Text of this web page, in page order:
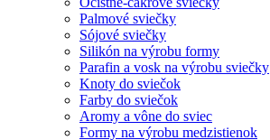
Palmové sviečky
Sójové sviečky
Silikón na výrobu formy
Parafin a vosk na výrobu sviečky
Knoty do sviečok
Farby do sviečok
Aromy a vône do sviec
Formy na výrobu medzistienok